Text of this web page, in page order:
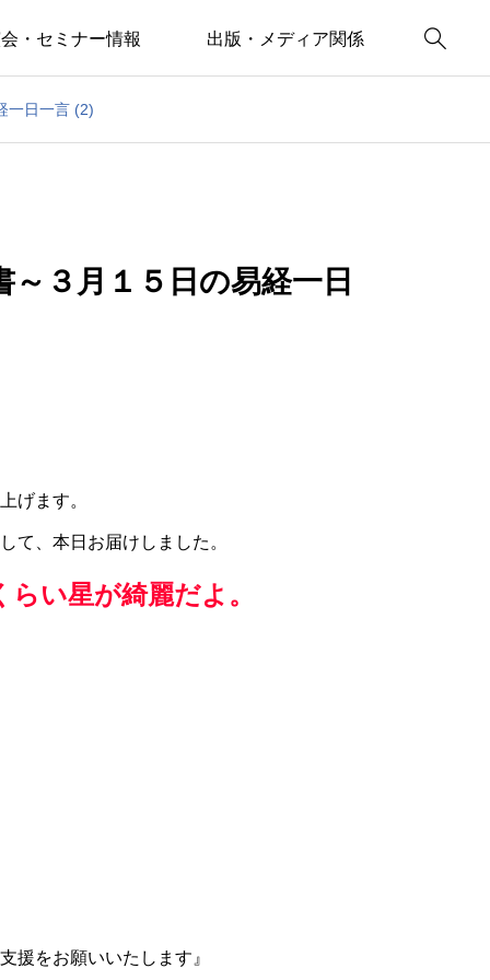
・セミナー情報 出版・メディア関係 
一日一言 (2)
３月１５日の易経一日
げます。
て、本日お届けしました。
い星が綺麗だよ。
援をお願いいたします』